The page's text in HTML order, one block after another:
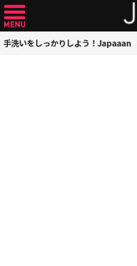
手洗いをしっかりしよう！Japaaan